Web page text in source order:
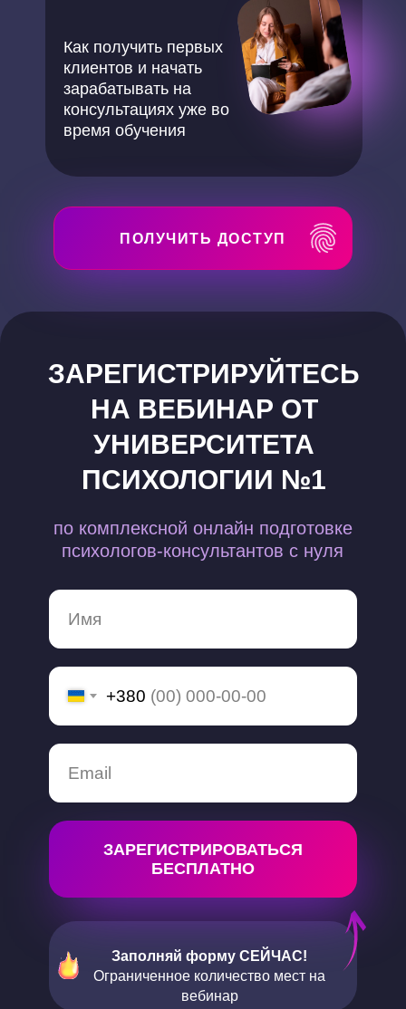
Как получить первых
клиентов и начать
зарабатывать на
консультациях уже во
время обучения
ПОЛУЧИТЬ ДОСТУП
ЗАРЕГИСТРИРУЙТЕСЬ
НА ВЕБИНАР ОТ
УНИВЕРСИТЕТА
ПСИХОЛОГИИ №1
Заполняй форму СЕЙЧАС!
Ограниченное количество мест на
вебинар
по комплексной онлайн подготовке
психологов-консультантов с нуля
+380
ЗАРЕГИСТРИРОВАТЬСЯ
БЕСПЛАТНО